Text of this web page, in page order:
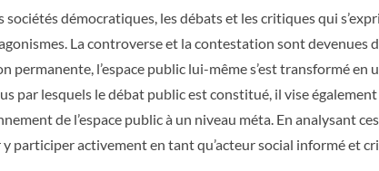
sociétés démocratiques, les débats et les critiques qui
La controverse et la contestation sont
permanente, l’espace public lui-même s’est transformé en
par lesquels le débat public est constitué, il vise
de l’espace public à un niveau méta. En analysant
participer activement en tant qu’acteur social informé et